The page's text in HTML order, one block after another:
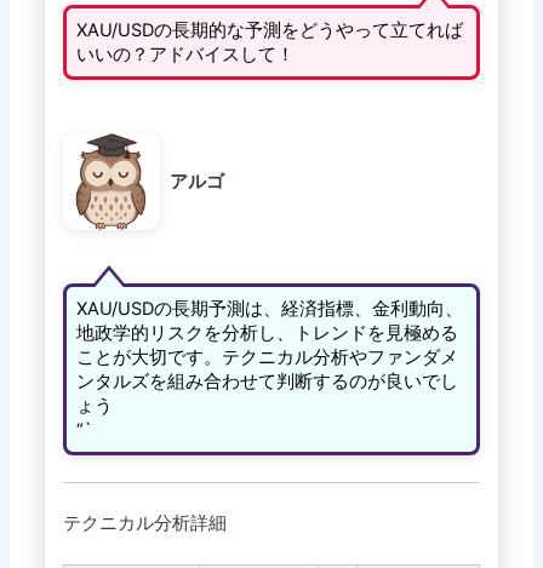
XAU/USDの長期的な予測をどうやって立てれば
いいの？アドバイスして！
アルゴ
XAU/USDの長期予測は、経済指標、金利動向、
地政学的リスクを分析し、トレンドを見極める
ことが大切です。テクニカル分析やファンダメ
ンタルズを組み合わせて判断するのが良いでし
ょう
“`
テクニカル分析詳細